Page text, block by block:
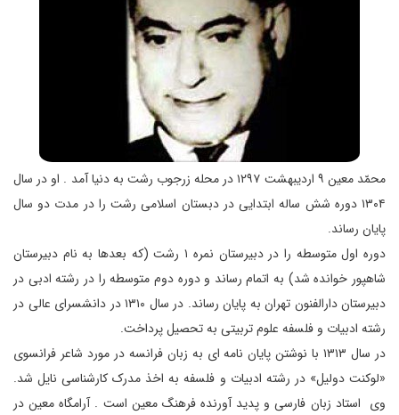
محمّد معین ۹ اردیبهشت ۱۲۹۷ در محله زرجوب رشت به دنیا آمد . او در سال
۱۳۰۴ دوره شش ساله ابتدایی در دبستان اسلامی رشت را در مدت دو سال
پایان رساند.
دوره اول متوسطه را در دبیرستان نمره ۱ رشت (که بعدها به نام دبیرستان
شاهپور خوانده شد) به اتمام رساند و دوره دوم متوسطه را در رشته ادبی در
دبیرستان دارالفنون تهران به پایان رساند. در سال ۱۳۱۰ در دانشسرای عالی در
رشته ادبیات و فلسفه علوم تربیتی به تحصیل پرداخت.
در سال ۱۳۱۳ با نوشتن پایان نامه ای به زبان فرانسه در مورد شاعر فرانسوی
«لوکنت دولیل» در رشته ادبیات و فلسفه به اخذ مدرک کارشناسی نایل شد.
وی استاد زبان فارسی و پدید آورنده فرهنگ معین است . آرامگاه معین در